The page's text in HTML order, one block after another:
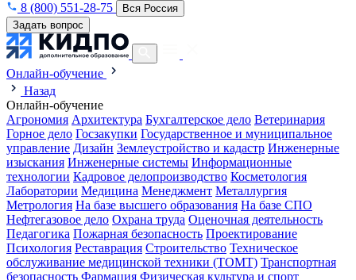
8 (800) 551-28-75
Вся Россия
Задать вопрос
Онлайн-обучение
Назад
Онлайн-обучение
Агрономия Архитектура Бухгалтерское дело Ветеринария
Горное дело Госзакупки Государственное и муниципальное
управление Дизайн Землеустройство и кадастр Инженерные
изыскания Инженерные системы Информационные
технологии Кадровое делопроизводство Косметология
Лаборатории Медицина Менеджмент Металлургия
Метрология На базе высшего образования На базе СПО
Нефтегазовое дело Охрана труда Оценочная деятельность
Педагогика Пожарная безопасность Проектирование
Психология Реставрация Строительство Техническое
обслуживание медицинской техники (ТОМТ) Транспортная
безопасность Фармация Физическая культура и спорт